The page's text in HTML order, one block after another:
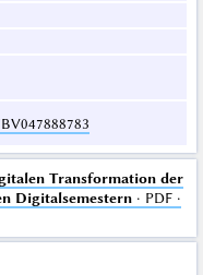
Transformation der
Digitalsemestern· PDF ·